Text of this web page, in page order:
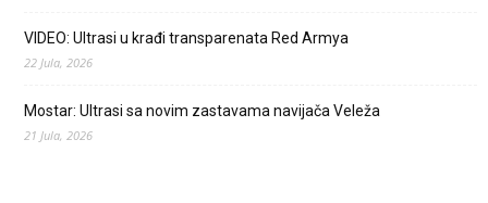
VIDEO: Ultrasi u krađi transparenata Red Armya
22 Jula, 2026
Mostar: Ultrasi sa novim zastavama navijača Veleža
21 Jula, 2026